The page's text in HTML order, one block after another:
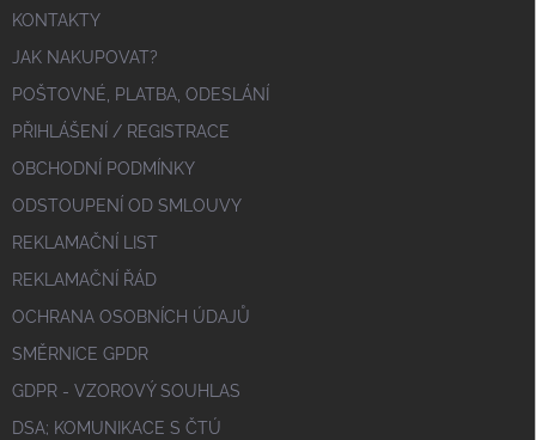
KONTAKTY
JAK NAKUPOVAT?
POŠTOVNÉ, PLATBA, ODESLÁNÍ
PŘIHLÁŠENÍ / REGISTRACE
OBCHODNÍ PODMÍNKY
ODSTOUPENÍ OD SMLOUVY
REKLAMAČNÍ LIST
REKLAMAČNÍ ŘÁD
OCHRANA OSOBNÍCH ÚDAJŮ
SMĚRNICE GPDR
GDPR - VZOROVÝ SOUHLAS
DSA; KOMUNIKACE S ČTÚ